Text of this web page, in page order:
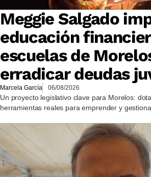
Meggie Salgado
educación
escuelas de
erradicar deudas
Marcela García 06/08/2026
Un proyecto legislativo clave para Morelos:
herramientas reales para emprender y